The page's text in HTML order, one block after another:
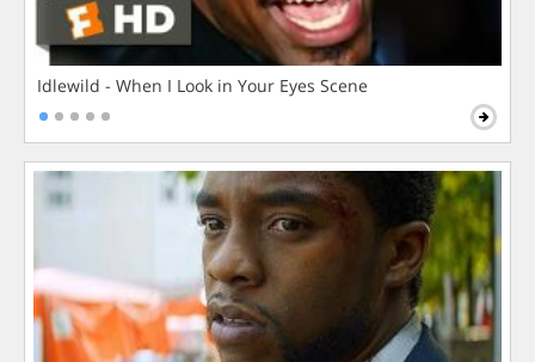
Idlewild - When I Look in Your Eyes Scene